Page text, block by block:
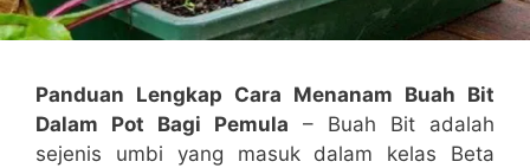
Panduan Lengkap Cara Menanam Buah Bit
Dalam Pot Bagi Pemula – Buah Bit adalah
sejenis umbi yang masuk dalam kelas Beta